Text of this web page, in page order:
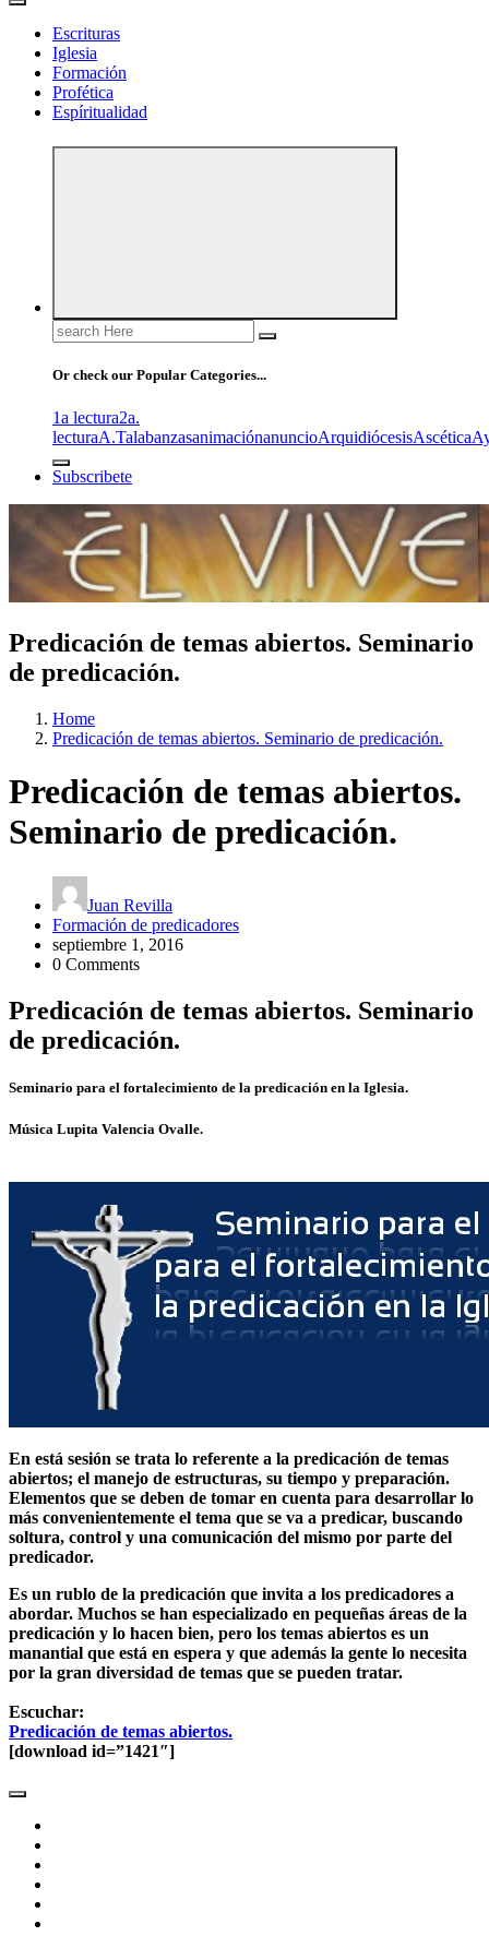
Escrituras
Iglesia
Formación
Profética
Espíritualidad
Search
for:
Or check our Popular Categories...
1a lectura2a.
lecturaA.TalabanzasanimaciónanuncioArquidiócesisAscética
Subscribete
Predicación de temas abiertos. Seminario
de predicación.
Home
Predicación de temas abiertos. Seminario de predicación.
Predicación de temas abiertos.
Seminario de predicación.
Juan Revilla
Formación de predicadores
septiembre 1, 2016
0 Comments
Predicación de temas abiertos. Seminario
de predicación.
Seminario para el fortalecimiento de la predicación en la Iglesia.
Música Lupita Valencia Ovalle.
En está sesión se trata lo referente a la predicación de temas
abiertos; el manejo de estructuras, su tiempo y preparación.
Elementos que se deben de tomar en cuenta para desarrollar lo
más convenientemente el tema que se va a predicar, buscando
soltura, control y una comunicación del mismo por parte del
predicador.
Es un rublo de la predicación que invita a los predicadores a
abordar. Muchos se han especializado en pequeñas áreas de la
predicación y lo hacen bien, pero los temas abiertos es un
manantial que está en espera y que además la gente lo necesita
por la gran diversidad de temas que se pueden tratar.
Escuchar:
Predicación de temas abiertos.
[download id=”1421″]